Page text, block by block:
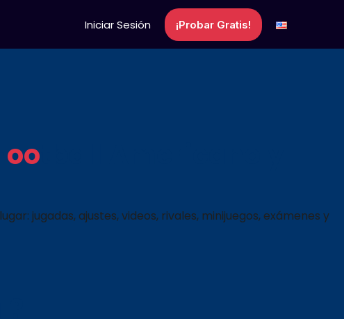
Iniciar Sesión ¡Probar Gratis!
oo
jugadas, ajustes, videos, rivales, minijuegos, exámenes y